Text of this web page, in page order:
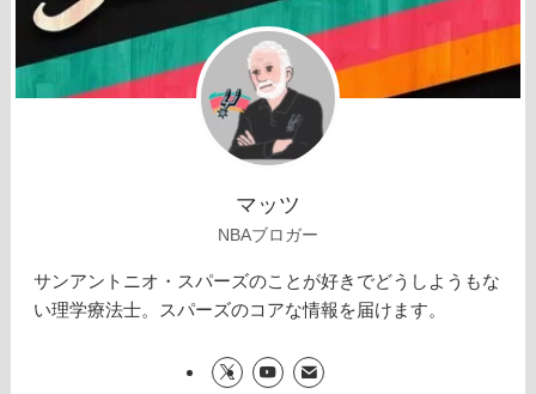
マッツ
NBAブロガー
サンアントニオ・スパーズのことが好きでどうしようもな
い理学療法士。スパーズのコアな情報を届けます。